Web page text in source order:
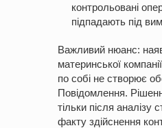
контрольовані
підпадають під
Важливий нюанс:
материнської
по собі не створює
Повідомлення.
тільки після аналізу
факту здійснення